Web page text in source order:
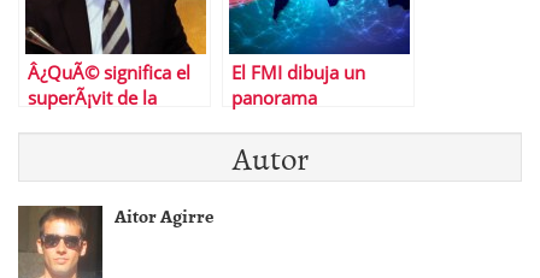
Â¿QuÃ© significa el
superÃ¡vit de la
El FMI dibuja un
panorama
economÃ­a mundial
Autor
Aitor Agirre